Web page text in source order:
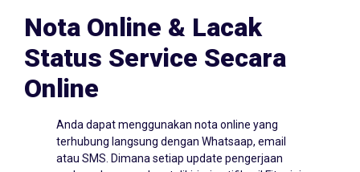
Nota Online & Lacak
Status Service Secara
Online
terhubung langsung dengan Whatsaap, email
atau SMS. Dimana setiap update pengerjaan
maka pelanggan dapat dikirimi notifikasi! Fitur ini